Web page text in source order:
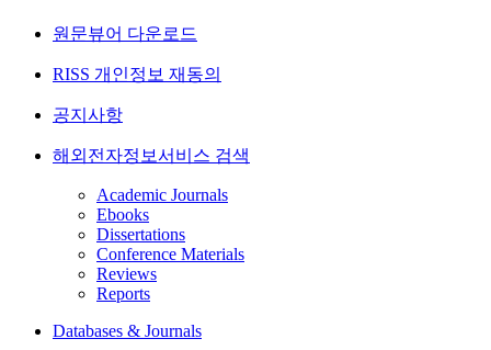
원문뷰어 다운로드
RISS 개인정보 재동의
공지사항
해외전자정보서비스 검색
Academic Journals
Ebooks
Dissertations
Conference Materials
Reviews
Reports
Databases & Journals